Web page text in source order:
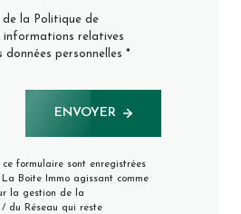
de la Politique de
relatives
personnelles *
ENVOYER
formulaire sont enregistrées
Boite Immo agissant comme
la gestion de la
du Réseau qui reste